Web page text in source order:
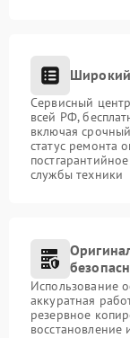
Широкий
Сервисный
всей РФ,
включая
статус ремонта
службы техники
Использование
аккуратная
резервное